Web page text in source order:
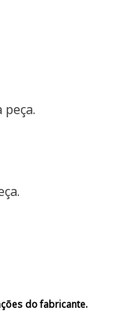
do fabricante.